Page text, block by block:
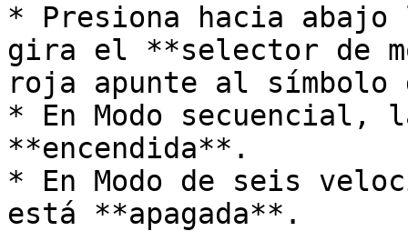
* Presiona hacia
gira el **selector de
roja apunte al símbolo
* En Modo secuencial,
**encendida**.
* En Modo de seis
está **apagada**.